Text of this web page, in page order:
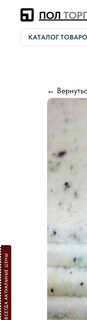
ВСЕГДА АКТУАЛЬНЫЕ ЦЕНЫ
ПОЛ
КАТАЛОГ
←